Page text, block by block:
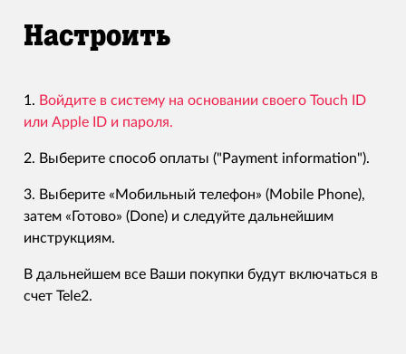
Hастроить
1. Войдите в систему на основании своего Touch ID
или Apple ID и пароля.
2. Выберите способ оплаты ("Payment information").
3. Выберите «Мобильный телефон» (Mobile Phone),
затем «Готово» (Done) и следуйте дальнейшим
инструкциям.
В дальнейшем все Ваши покупки будут включаться в
счет Tele2.